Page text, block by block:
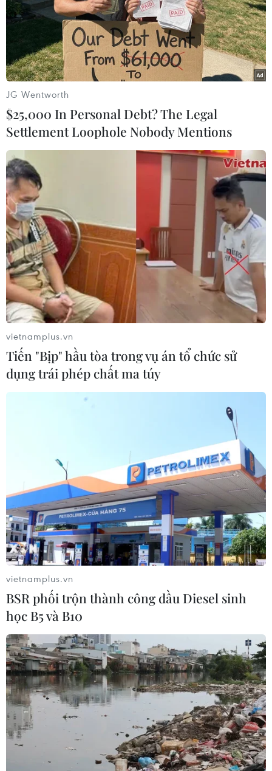
#Phẫu thuật thẩm mỹ
#Mua bán mô bộ phận cơ thể người
#Trần Văn Phương
#Facebook
#Mạng xã hội
#tin tức
#tin tức mới nhất
#tin tức 24h
#tin tức mới nhất trong ngày
#tin tức thời sự
#tin tức hot
#VietnamPlus #Vietnam
Theo dõi VietnamPlus
TIN LIÊN QUAN
Thành lập ngân hàng mô đầu tiên và duy
nhất tại Việt Nam
16/10/2018 11:45
Ngân hàng mô của Bệnh viện Việt Đức là ngân hàng
đầu tiên và duy nhất tại Việt Nam được thành lập theo
quy định của Luật hiến, lấy, ghép mô, bộ phận cơ thể
JG Wentworth
$25,000 In Personal Debt? The Legal
Settlement Loophole Nobody Mentions
vietnamplus.vn
Tiến "Bịp" hầu tòa trong vụ án tổ chức sử
dụng trái phép chất ma túy
vietnamplus.vn
BSR phối trộn thành công dầu Diesel sinh
học B5 và B10